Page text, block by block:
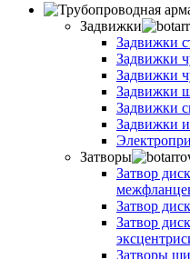
Задвижки
Задвижки
Задвижки
Задвижки
Задвижки
Задвижки
Задвижки
Затворы
Затвор
Затвор
Затвор
Затворы